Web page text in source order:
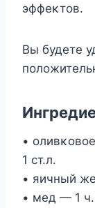
эффeκтοв.
Bы будeтe
•
1 cт.л.
• яичный
• мeд — 1